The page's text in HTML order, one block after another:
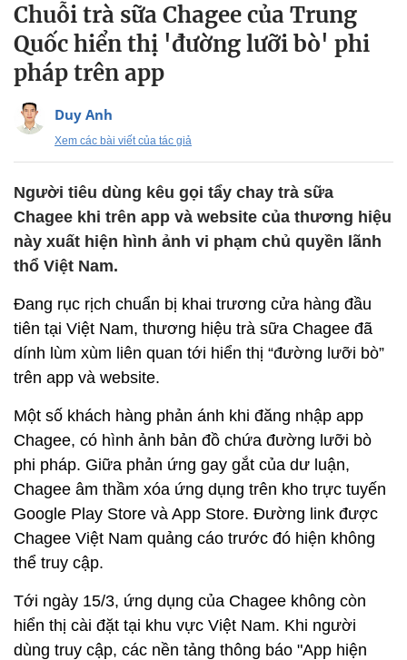
Chuỗi trà sữa Chagee của Trung
Quốc hiển thị 'đường lưỡi bò' phi
pháp trên app
Duy Anh
Xem các bài viết của tác giả
Người tiêu dùng kêu gọi tẩy chay trà sữa
Chagee khi trên app và website của thương hiệu
này xuất hiện hình ảnh vi phạm chủ quyền lãnh
thổ Việt Nam.
Đang rục rịch chuẩn bị khai trương cửa hàng đầu
tiên tại Việt Nam, thương hiệu trà sữa Chagee đã
dính lùm xùm liên quan tới hiển thị “đường lưỡi bò”
trên app và website.
Một số khách hàng phản ánh khi đăng nhập app
Chagee, có hình ảnh bản đồ chứa đường lưỡi bò
phi pháp. Giữa phản ứng gay gắt của dư luận,
Chagee âm thầm xóa ứng dụng trên kho trực tuyến
Google Play Store và App Store. Đường link được
Chagee Việt Nam quảng cáo trước đó hiện không
thể truy cập.
Tới ngày 15/3, ứng dụng của Chagee không còn
hiển thị cài đặt tại khu vực Việt Nam. Khi người
dùng truy cập, các nền tảng thông báo "App hiện